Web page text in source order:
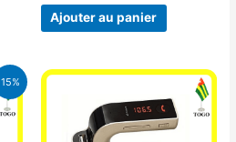
Ajouter au panier
15%